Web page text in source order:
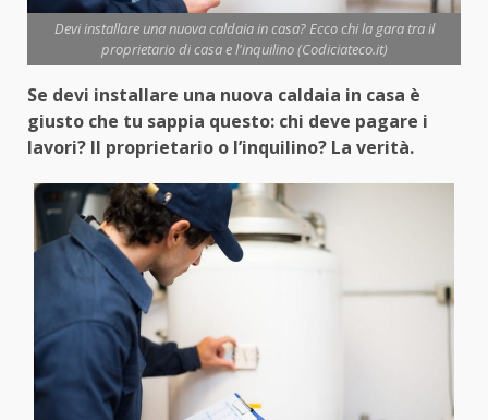
Devi installare una nuova caldaia in casa? Ecco chi la gara tra il
proprietario di casa e l'inquilino (Codiciateco.it)
Se devi installare una nuova caldaia in casa è
giusto che tu sappia questo: chi deve pagare i
lavori? Il proprietario o l’inquilino? La verità.